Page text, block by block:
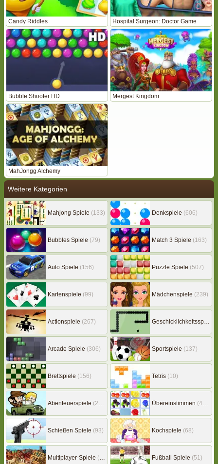
Candy Riddles Hospital Surgeon: Doctor Game
Bubble Shooter HD Mergest Kingdom
MahJongg Alchemy
Weitere Kategorien
Mahjong Spiele (133) Denkspiele (606)
Bubbles Spiele (79) Match 3 Spiele (163)
Auto Spiele (156) Puzzle Spiele (507)
Kartenspiele (99) Mädchenspiele (239)
Actionspiele (267) Geschicklichkeitsspiele
Arcade Spiele (306) Sportspiele (137)
Brettspiele (156) Tetris (10)
Abenteuerspiele (217) Übereinstimmen (453)
Schießen Spiele (93) Kochspiele (68)
Multiplayer-Spiele (149) Fußball Spiele (51)